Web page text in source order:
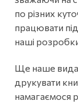
по різних
працювати під
наші
Ще наше
друкувати
намагаємося